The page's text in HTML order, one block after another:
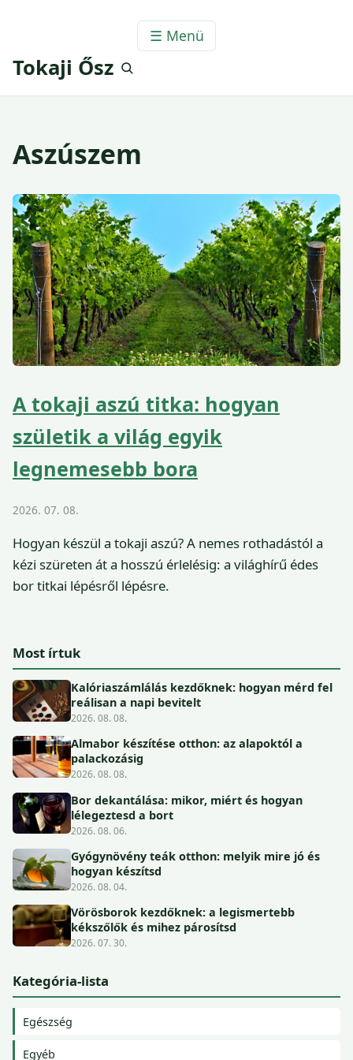
☰ Menü
Tokaji Ősz
Aszúszem
A tokaji aszú titka: hogyan
születik a világ egyik
legnemesebb bora
2026. 07. 08.
Hogyan készül a tokaji aszú? A nemes rothadástól a
kézi szüreten át a hosszú érlelésig: a világhírű édes
bor titkai lépésről lépésre.
Most írtuk
Kalóriaszámlálás kezdőknek: hogyan mérd fel
reálisan a napi bevitelt
2026. 08. 08.
Almabor készítése otthon: az alapoktól a
palackozásig
2026. 08. 08.
Bor dekantálása: mikor, miért és hogyan
lélegeztesd a bort
2026. 08. 06.
Gyógynövény teák otthon: melyik mire jó és
hogyan készítsd
2026. 08. 04.
Vörösborok kezdőknek: a legismertebb
kékszőlők és mihez párosítsd
2026. 07. 30.
Kategória-lista
Egészség
Egyéb